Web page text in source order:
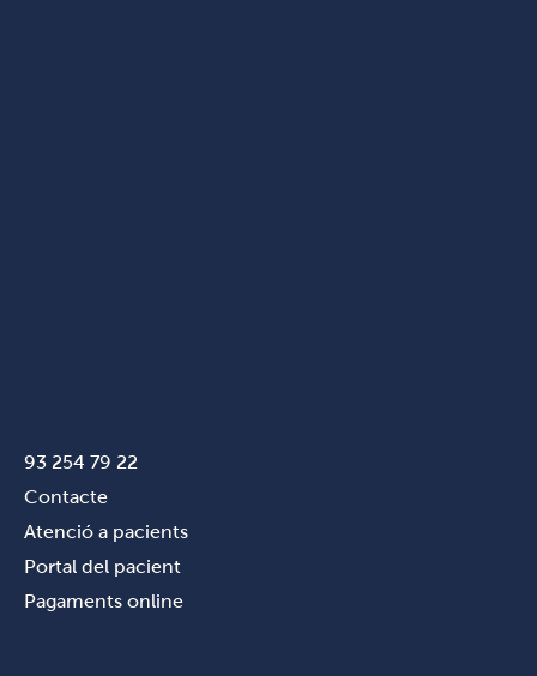
93 254 79 22
Contacte
Atenció a pacients
Portal del pacient
Pagaments online